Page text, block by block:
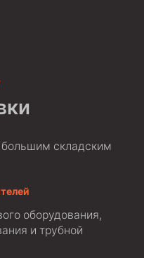
складским
оборудования,
и трубной